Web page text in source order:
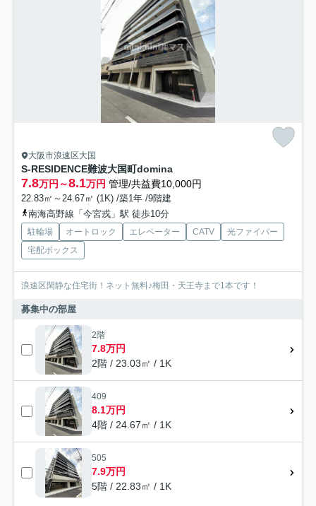
大阪市浪速区大国
S-RESIDENCE難波大国町domina
7.8万円～8.1万円 管理/共益費10,000円
22.83㎡～24.67㎡ (1K) /築1年 /9階建
南海高野線「今宮戎」駅 徒歩10分
駐輪場 オートロック エレベーター CATV
光ファイバー
宅配ボックス
浪速区閑静な住宅街！ネット無料♪梅田・天王寺まで1本です！
募集中の部屋
2階
7.8万円
2階 / 23.03㎡ / 1K
409
8.1万円
4階 / 24.67㎡ / 1K
505
7.9万円
5階 / 22.83㎡ / 1K